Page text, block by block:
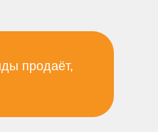
продаёт,